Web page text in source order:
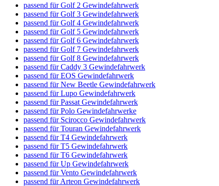
passend für Golf 2 Gewindefahrwerk
passend für Golf 3 Gewindefahrwerk
passend für Golf 4 Gewindefahrwerk
passend für Golf 5 Gewindefahrwerk
passend für Golf 6 Gewindefahrwerk
passend für Golf 7 Gewindefahrwerk
passend für Golf 8 Gewindefahrwerk
passend für Caddy 3 Gewindefahrwerk
passend für EOS Gewindefahrwerk
passend für New Beetle Gewindefahrwerk
passend für Lupo Gewindefahrwerk
passend für Passat Gewindefahrwerk
passend für Polo Gewindefahrwerke
passend für Scirocco Gewindefahrwerk
passend für Touran Gewindefahrwerk
passend für T4 Gewindefahrwerk
passend für T5 Gewindefahrwerk
passend für T6 Gewindefahrwerk
passend für Up Gewindefahrwerk
passend für Vento Gewindefahrwerk
passend für Arteon Gewindefahrwerk